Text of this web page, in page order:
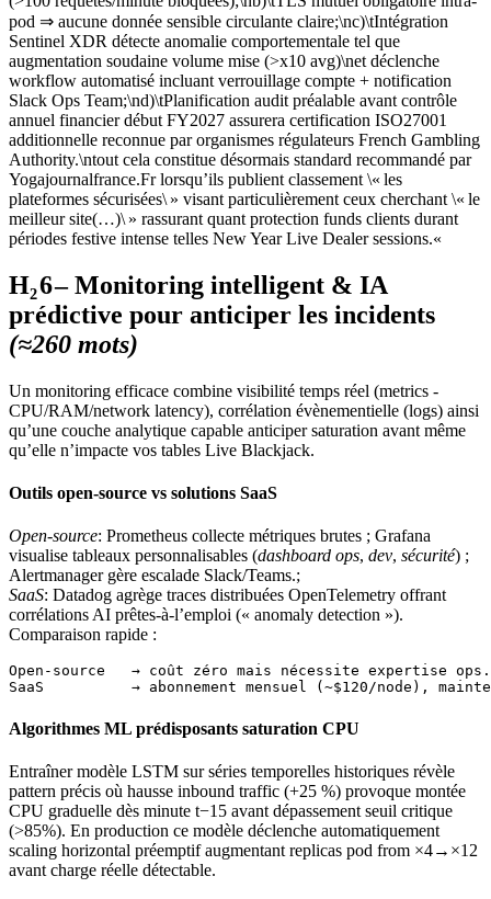
pod ⇒ aucune donnée sensible circulante claire;\nc)\tIntégration
Sentinel XDR détecte anomalie comportementale tel que
augmentation soudaine volume mise (>x10 avg)\net déclenche
workflow automatisé incluant verrouillage compte + notification
Slack Ops Team;\nd)\tPlanification audit préalable avant contrôle
annuel financier début FY2027 assurera certification ISO27001
additionnelle reconnue par organismes régulateurs French Gambling
Authority.\ntout cela constitue désormais standard recommandé par
Yogajournalfrance.Fr lorsqu’ils publient classement \« les
plateformes sécurisées\ » visant particulièrement ceux cherchant \« le
meilleur site(…)\ » rassurant quant protection funds clients durant
périodes festive intense telles New Year Live Dealer sessions.«
H₂ 6 – Monitoring intelligent & IA
prédictive pour anticiper les incidents
(≈260 mots)
Un monitoring efficace combine visibilité temps réel (metrics ‑​
CPU/RAM/network latency​), corrélation évènementielle (logs) ainsi
qu’une couche analytique capable anticiper saturation avant même
qu’elle n’impacte vos tables Live Blackjack.
Outils open-source vs solutions SaaS
Open-source: Prometheus collecte métriques brutes ; Grafana
visualise tableaux personnalisables (dashboard ops, dev, sécurité) ;
Alertmanager gère escalade Slack/Teams.;
SaaS: Datadog agrège traces distribuées OpenTelemetry offrant
corrélations AI prêtes-à-l’emploi (« anomaly detection »).
Comparaison rapide :
Open-source   → coût zéro mais nécessite expertise ops.
Algorithmes ML prédisposants saturation CPU
Entraîner modèle LSTM sur séries temporelles historiques révèle
pattern précis où hausse inbound traffic (+25 %) provoque montée
CPU graduelle dès minute t−15 avant dépassement seuil critique
(>85%). En production ce modèle déclenche automatiquement
scaling horizontal préemptif augmentant replicas pod from ×4→×12
avant charge réelle détectable.